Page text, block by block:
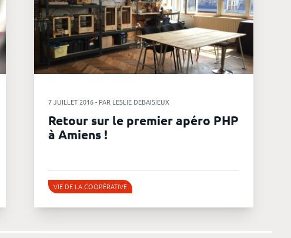
7 JUILLET 2016 - PAR LESLIE DEBAISIEUX
Retour sur le premier apéro PHP
à Amiens !
VIE DE LA COOPÉRATIVE